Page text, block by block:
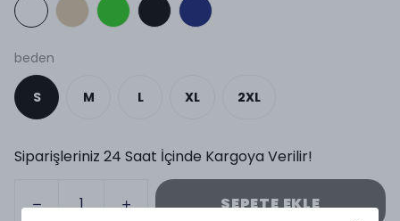
beden
S M L XL 2XL
Siparişleriniz 24 Saat İçinde Kargoya Verilir!
SEPETE EKLE